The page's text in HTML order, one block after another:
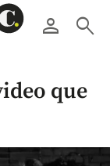
person search
que